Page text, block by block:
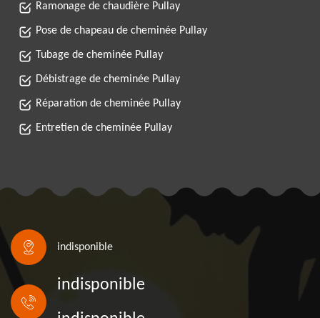
Ramonage de chaudière Pullay
Pose de chapeau de cheminée Pullay
Tubage de cheminée Pullay
Débistrage de cheminée Pullay
Réparation de cheminée Pullay
Entretien de cheminée Pullay
indisponible
indisponible